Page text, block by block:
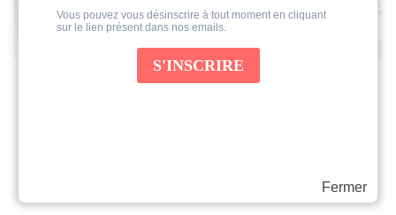
Les bienfaits de l’écriture : un
Fermer